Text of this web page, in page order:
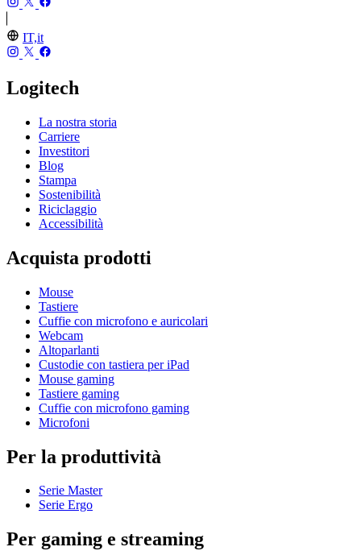
IT,it
Logitech
La nostra storia
Carriere
Investitori
Blog
Stampa
Sostenibilità
Riciclaggio
Accessibilità
Acquista prodotti
Mouse
Tastiere
Cuffie con microfono e auricolari
Webcam
Altoparlanti
Custodie con tastiera per iPad
Mouse gaming
Tastiere gaming
Cuffie con microfono gaming
Microfoni
Per la produttività
Serie Master
Serie Ergo
Per gaming e streaming